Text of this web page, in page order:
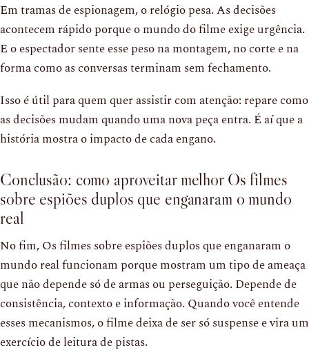
Em tramas de espionagem, o relógio pesa. As decisões
acontecem rápido porque o mundo do filme exige urgência.
E o espectador sente esse peso na montagem, no corte e na
forma como as conversas terminam sem fechamento.
Isso é útil para quem quer assistir com atenção: repare como
as decisões mudam quando uma nova peça entra. É aí que a
história mostra o impacto de cada engano.
Conclusão: como aproveitar melhor Os filmes
sobre espiões duplos que enganaram o mundo
real
No fim, Os filmes sobre espiões duplos que enganaram o
mundo real funcionam porque mostram um tipo de ameaça
que não depende só de armas ou perseguição. Depende de
consistência, contexto e informação. Quando você entende
esses mecanismos, o filme deixa de ser só suspense e vira um
exercício de leitura de pistas.